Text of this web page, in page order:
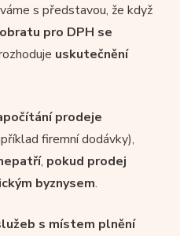
s představou, že když
pro DPH se
uskutečnění
prodeje
firemní dodávky),
, pokud prodej
byznysem.
s místem plnění